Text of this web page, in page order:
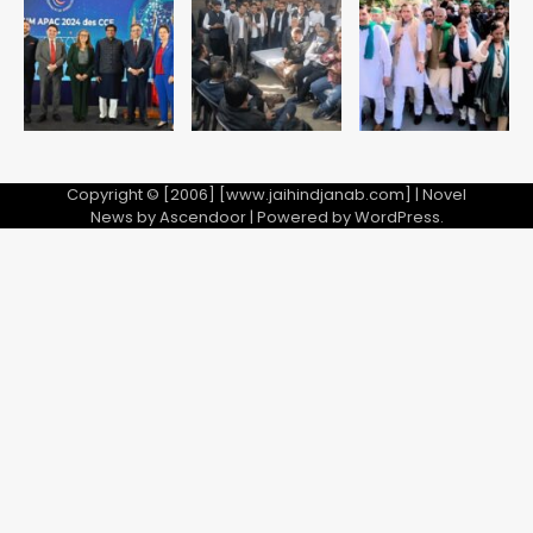
Copyright © [2006] [www.jaihindjanab.com] | Novel
News byAscendoor| Powered byWordPress.